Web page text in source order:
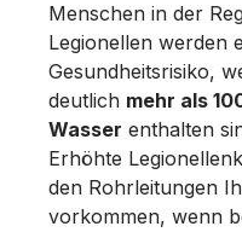
Menschen in der
Legionellen werden
Gesundheitsrisiko,
deutlich mehr als
Wasser enthalten
Erhöhte
den Rohrleitungen
vorkommen, wenn